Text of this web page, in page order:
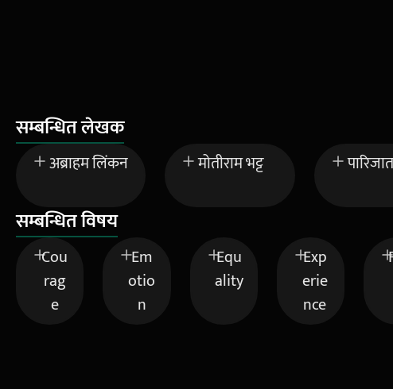
सम्बन्धित लेखक
अब्राहम लिंकन मोतीराम भट्ट पारिजात
सम्बन्धित विषय
Cou
rag
e
Em
otio
n
Equ
ality
Exp
erie
nce